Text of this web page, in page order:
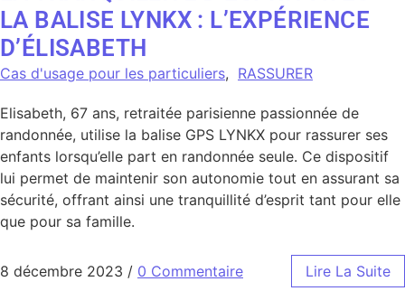
LA BALISE LYNKX : L’EXPÉRIENCE
D’ÉLISABETH
Cas d'usage pour les particuliers, RASSURER
Elisabeth, 67 ans, retraitée parisienne passionnée de
randonnée, utilise la balise GPS LYNKX pour rassurer ses
enfants lorsqu’elle part en randonnée seule. Ce dispositif
lui permet de maintenir son autonomie tout en assurant sa
sécurité, offrant ainsi une tranquillité d’esprit tant pour elle
que pour sa famille.
8 décembre 2023 / 0 Commentaire Lire La Suite